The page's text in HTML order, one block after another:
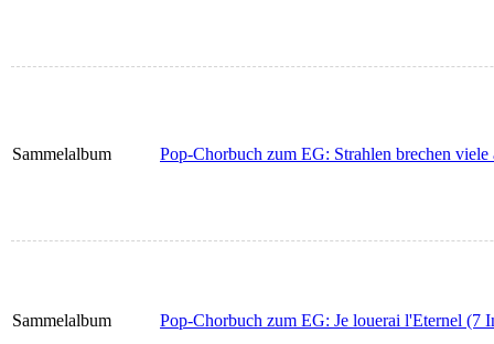
Sammelalbum Pop-Chorbuch zum EG: Strahlen brechen viele
Sammelalbum Pop-Chorbuch zum EG: Je louerai l'Eternel (7